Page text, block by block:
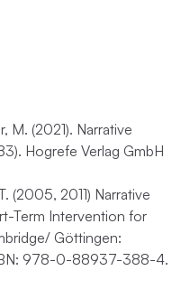
M. (2021). Narrative
Hogrefe Verlag GmbH
(2005, 2011) Narrative
Term Intervention for
Göttingen:
978-0-88937-388-4.